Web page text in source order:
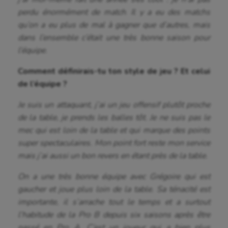
perdu énormément de match
Il y a eu des matchs
qu’on a eu plus de mal à gagner que d’autres, mais
dans l’ensemble c’était une très bonne saison pour
l’équipe.
Comment définirais-tu ton style de jeu ? Et celui
de l’équipe ?
Je suis un attaquant, j’ai un jeu offensif plutôt proche
de la table, je prends les balles tôt. Je ne suis pas le
mec qui est loin de la table et qui marque des points
super spectaculaires. Mon point fort reste mon service
mais j’ai aussi un bon revers en étant près de la table.
On a une très bonne équipe avec Grégoire qui est
gaucher et joue plus loin de la table. Sa ténacité est
importante, il s’arrache tout le temps et a surtout
l’habitude de la Pro B depuis six saisons après être